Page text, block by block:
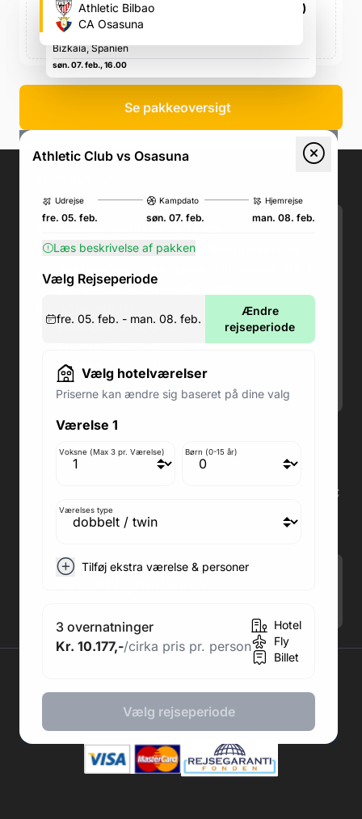
San Mamés (Athletic Bilbao's fodboldstadion)
Rafael Moreno Pitxitxi s/n, 48013 Bilbo, Bizkaia,
Spanien, Rafael Moreno Pitxitxi s/n, 48013 Bilbo,
Bizkaia, Spanien
søn. 07. feb., 16.00
Athletic Bilbao
CA Osasuna
Se pakkeoversigt
Athletic Club vs Osasuna
Udrejse
fre. 05. feb.
Kampdato
søn. 07. feb.
Hjemrejse
man. 08. feb.
Læs beskrivelse af pakken
Vælg Rejseperiode
fre. 05. feb. - man. 08. feb.
Ændre
rejseperiode
Vælg hotelværelser
Priserne kan ændre sig baseret på dine valg
Værelse 1
Voksne (Max 3 pr. Værelse) Børn (0-15 år)
Værelses type
Tilføj ekstra værelse & personer
3 overnatninger
Kr. 10.177,-/cirka pris pr. person
Hotel
Fly
Billet
Vælg rejseperiode
Email:kundeservice@fodboldpakker.dk
Akuttelefon under rejsen: Nummeret står i
bunden af dit rejsedokument
Man-Ons: 09.00-18.00
Lørdag: 09.00-12.00
Søndag: Lukket
Adresse butik: Fodboldpakker ApS Rosendal 1C
2860 Søborg
Medlem af rejsegarantifonden: 3350
Adresse kontor: Fodboldpakker ApS Rosendal 1C
2860 Søborg
CVR: 41967218